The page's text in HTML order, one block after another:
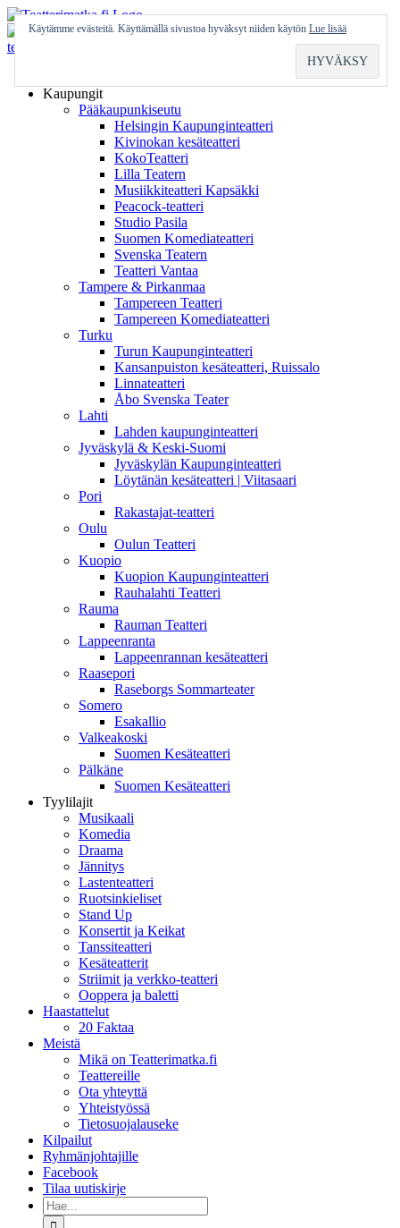
Skip
to
content
Kaupungit
Pääkaupunkiseutu
Helsingin Kaupunginteatteri
Kivinokan kesäteatteri
KokoTeatteri
Lilla Teatern
Musiikkiteatteri Kapsäkki
Peacock-teatteri
Studio Pasila
Suomen Komediateatteri
Svenska Teatern
Teatteri Vantaa
Tampere & Pirkanmaa
Tampereen Teatteri
Tampereen Komediateatteri
Turku
Turun Kaupunginteatteri
Kansanpuiston kesäteatteri, Ruissalo
Linnateatteri
Åbo Svenska Teater
Lahti
Lahden kaupunginteatteri
Jyväskylä & Keski-Suomi
Jyväskylän Kaupunginteatteri
Löytänän kesäteatteri | Viitasaari
Pori
Rakastajat-teatteri
Oulu
Oulun Teatteri
Kuopio
Kuopion Kaupunginteatteri
Rauhalahti Teatteri
Rauma
Rauman Teatteri
Lappeenranta
Lappeenrannan kesäteatteri
Raasepori
Raseborgs Sommarteater
Somero
Esakallio
Valkeakoski
Suomen Kesäteatteri
Pälkäne
Suomen Kesäteatteri
Tyylilajit
Musikaali
Komedia
Draama
Jännitys
Lastenteatteri
Ruotsinkieliset
Stand Up
Konsertit ja Keikat
Tanssiteatteri
Kesäteatterit
Striimit ja verkko-teatteri
Ooppera ja baletti
Haastattelut
20 Faktaa
Meistä
Mikä on Teatterimatka.fi
Teattereille
Ota yhteyttä
Yhteistyössä
Tietosuojalauseke
Kilpailut
Ryhmänjohtajille
Facebook
Tilaa uutiskirje
Etsi
...
Käytämme evästeitä. Käyttämällä sivustoa hyväksyt niiden käytön Lue lisää